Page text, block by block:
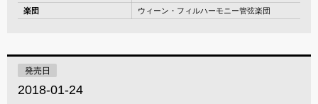
楽団
ウィーン・フィルハーモニー管弦楽団
発売日
2018-01-24